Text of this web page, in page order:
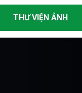
THƯ VIỆN ẢNH